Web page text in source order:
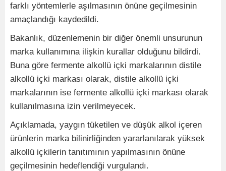
farklı yöntemlerle aşılmasının önüne geçilmesinin
amaçlandığı kaydedildi.
Bakanlık, düzenlemenin bir diğer önemli unsurunun
marka kullanımına ilişkin kurallar olduğunu bildirdi.
Buna göre fermente alkollü içki markalarının distile
alkollü içki markası olarak, distile alkollü içki
markalarının ise fermente alkollü içki markası olarak
kullanılmasına izin verilmeyecek.
Açıklamada, yaygın tüketilen ve düşük alkol içeren
ürünlerin marka bilinirliğinden yararlanılarak yüksek
alkollü içkilerin tanıtımının yapılmasının önüne
geçilmesinin hedeflendiği vurgulandı.